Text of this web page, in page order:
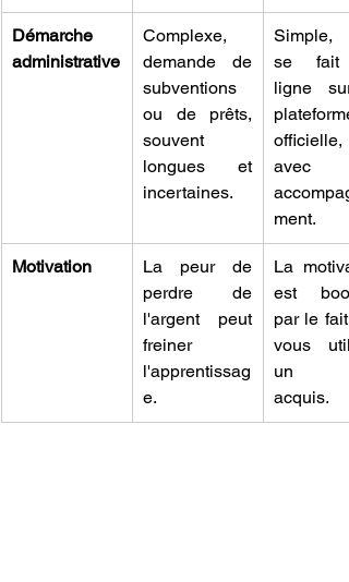
Démarche
administrative
Complexe,
demande de
subventions
ou de prêts,
souvent
longues et
incertaines.
Simple,
se fait
ligne
plateforme
officielle,
avec
ment.
Motivation
La peur de
perdre de
l'argent peut
freiner
l'apprentissag
e.
La
est
par le fait
vous
un
acquis.